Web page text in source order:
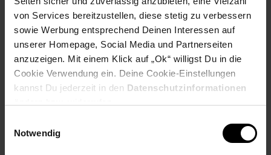
von Services bereitzustellen, diese stetig zu verbessern
sowie Werbung entsprechend Deinen Interessen auf
unserer Homepage, Social Media und Partnerseiten
anzuzeigen. Mit einem Klick auf „Ok“ willigst Du in die
Cookie Verwendung ein. Deine Cookie-Einstellungen
kannst Du jederzeit in den Datenschutzinformationen
Notwendig
Altersempfehlung: ab 3 Jahre(n)
Achtung! Nicht geeignet für Kinder unter 3 Jahren.
Artikelnummer: 2602954000
EAN: 4260360016110